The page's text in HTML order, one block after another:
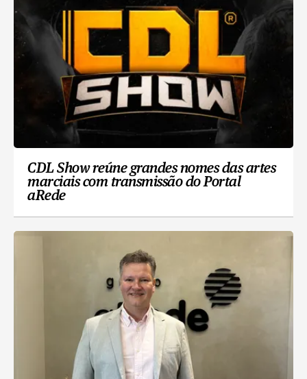
CDL Show reúne grandes nomes das artes
marciais com transmissão do Portal
aRede